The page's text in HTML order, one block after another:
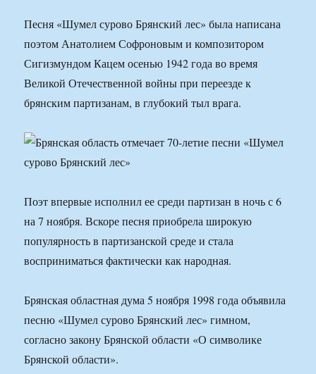
Песня «Шумел сурово Брянский лес» была написана
поэтом Анатолием Софроновым и композитором
Сигизмундом Кацем осенью 1942 года во время
Великой Отечественной войны при переезде к
брянским партизанам, в глубокий тыл врага.
Поэт впервые исполнил ее среди партизан в ночь с 6
на 7 ноября. Вскоре песня приобрела широкую
популярность в партизанской среде и стала
восприниматься фактически как народная.
Брянская областная дума 5 ноября 1998 года объявила
песню «Шумел сурово Брянский лес» гимном,
согласно закону Брянской области «О символике
Брянской области».